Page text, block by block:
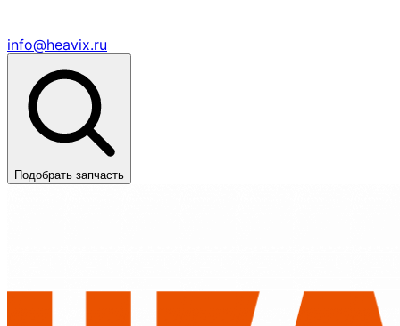
info@heavix.ru
Подобрать запчасть